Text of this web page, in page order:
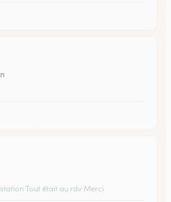
Tout était au rdv Merci